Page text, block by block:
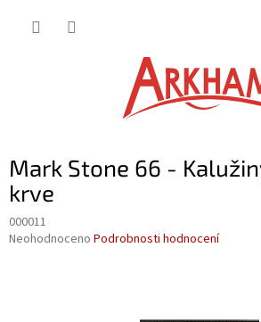
Mark Stone 66 -
krve
000011
Průměrné
Neohodnoceno Podrobnosti hodnocení